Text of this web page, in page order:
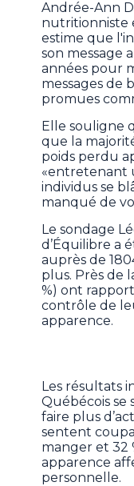
Andrée-Ann
nutritionniste
estime que
son message
années pour
messages de
promues
Elle souligne
que la
poids perdu
«entretenant
individus se
manqué de
Le sondage
d’Équilibre a
auprès de
plus. Près de
%) ont
contrôle de
apparence.
Les résultats
Québécois se
faire plus
sentent
manger et
apparence
personnelle.